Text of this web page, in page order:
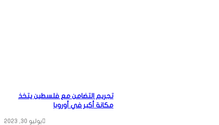
تجريم التضامن مع فلسطين يتخذ
مكانة أكبر في أوروبا
يوليو 30, 2023